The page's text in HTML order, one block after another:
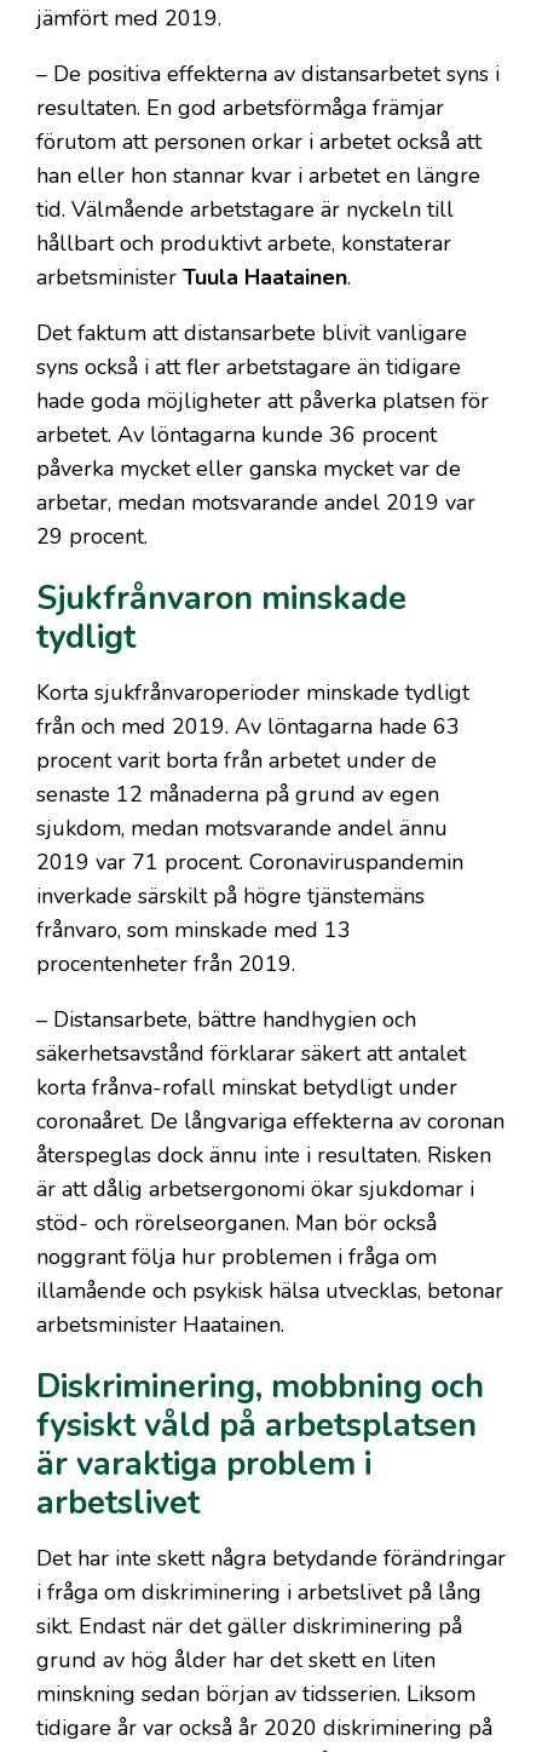
jämfört med 2019.
– De positiva effekterna av distansarbetet syns i
resultaten. En god arbetsförmåga främjar
förutom att personen orkar i arbetet också att
han eller hon stannar kvar i arbetet en längre
tid. Välmående arbetstagare är nyckeln till
hållbart och produktivt arbete, konstaterar
arbetsminister Tuula Haatainen.
Det faktum att distansarbete blivit vanligare
syns också i att fler arbetstagare än tidigare
hade goda möjligheter att påverka platsen för
arbetet. Av löntagarna kunde 36 procent
påverka mycket eller ganska mycket var de
arbetar, medan motsvarande andel 2019 var
29 procent.
Sjukfrånvaron minskade
tydligt
Korta sjukfrånvaroperioder minskade tydligt
från och med 2019. Av löntagarna hade 63
procent varit borta från arbetet under de
senaste 12 månaderna på grund av egen
sjukdom, medan motsvarande andel ännu
2019 var 71 procent. Coronaviruspandemin
inverkade särskilt på högre tjänstemäns
frånvaro, som minskade med 13
procentenheter från 2019.
– Distansarbete, bättre handhygien och
säkerhetsavstånd förklarar säkert att antalet
korta frånva-rofall minskat betydligt under
coronaåret. De långvariga effekterna av coronan
återspeglas dock ännu inte i resultaten. Risken
är att dålig arbetsergonomi ökar sjukdomar i
stöd- och rörelseorganen. Man bör också
noggrant följa hur problemen i fråga om
illamående och psykisk hälsa utvecklas, betonar
arbetsminister Haatainen.
Diskriminering, mobbning och
fysiskt våld på arbetsplatsen
är varaktiga problem i
arbetslivet
Det har inte skett några betydande förändringar
i fråga om diskriminering i arbetslivet på lång
sikt. Endast när det gäller diskriminering på
grund av hög ålder har det skett en liten
minskning sedan början av tidsserien. Liksom
tidigare år var också år 2020 diskriminering på